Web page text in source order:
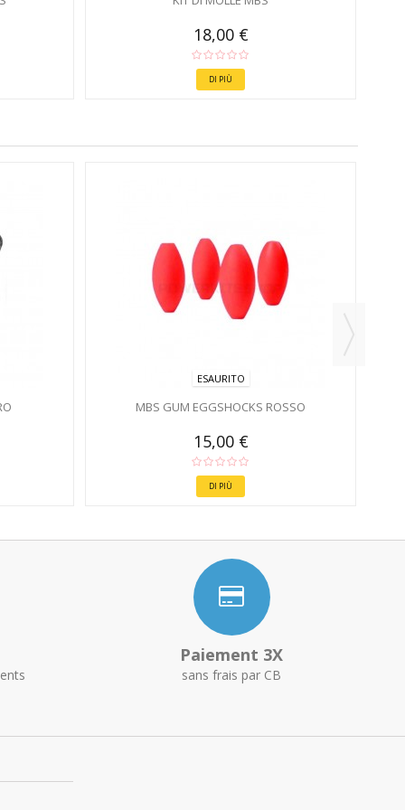
18,00 €
DI PIÙ
ESAURITO
MBS GUM EGGSHOCKS ROSSO
15,00 €
DI PIÙ
Paiement 3X
sans frais par CB